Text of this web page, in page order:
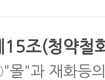
15조(청약철
"과 재화등